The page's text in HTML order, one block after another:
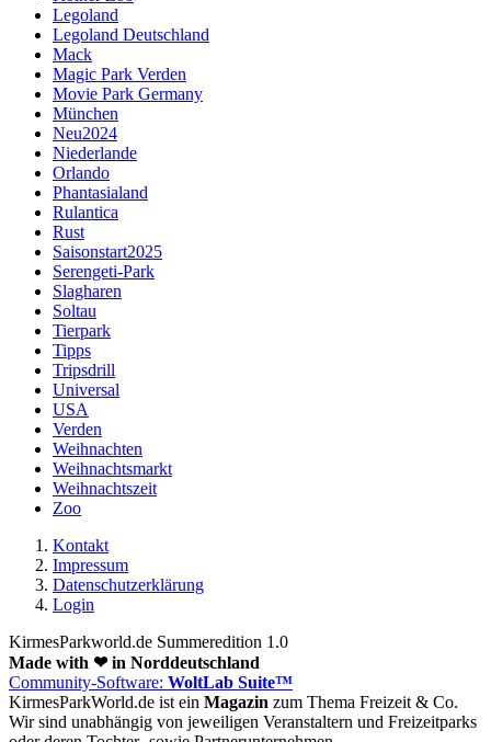
Legoland
Legoland Deutschland
Mack
Magic Park Verden
Movie Park Germany
München
Neu2024
Niederlande
Orlando
Phantasialand
Rulantica
Rust
Saisonstart2025
Serengeti-Park
Slagharen
Soltau
Tierpark
Tipps
Tripsdrill
Universal
USA
Verden
Weihnachten
Weihnachtsmarkt
Weihnachtszeit
Zoo
Kontakt
Impressum
Datenschutzerklärung
Login
KirmesParkworld.de Summeredition 1.0
Made with ❤ in Norddeutschland
Community-Software: WoltLab Suite™
KirmesParkWorld.de ist ein Magazin zum Thema Freizeit & Co.
Wir sind unabhängig von jeweiligen Veranstaltern und Freizeitparks